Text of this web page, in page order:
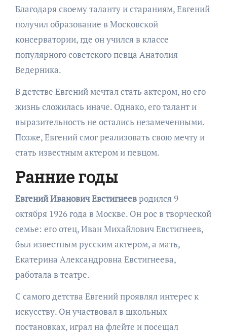
Благодаря своему таланту и стараниям, Евгений
получил образование в Московской
консерватории, где он учился в классе
популярного советского певца Анатолия
Ведерника.
В детстве Евгений мечтал стать актером, но его
жизнь сложилась иначе. Однако, его талант и
выразительность не остались незамеченными.
Позже, Евгений смог реализовать свою мечту и
стать известным актером и певцом.
Ранние годы
Евгений Иванович Евстигнеевродился 9
октября 1926 года в Москве. Он рос в творческой
семье: его отец, Иван Михайлович Евстигнеев,
был известным русским актером, а мать,
Екатерина Александровна Евстигнеева,
работала в театре.
С самого детства Евгений проявлял интерес к
искусству. Он участвовал в школьных
постановках, играл на флейте и посещал